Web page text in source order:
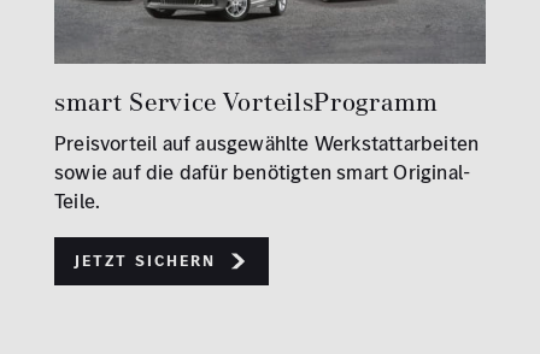
smart Service VorteilsProgramm
Preisvorteil auf ausgewählte Werkstattarbeiten
sowie auf die dafür benötigten smart Original-
Teile.
Jetzt sichern